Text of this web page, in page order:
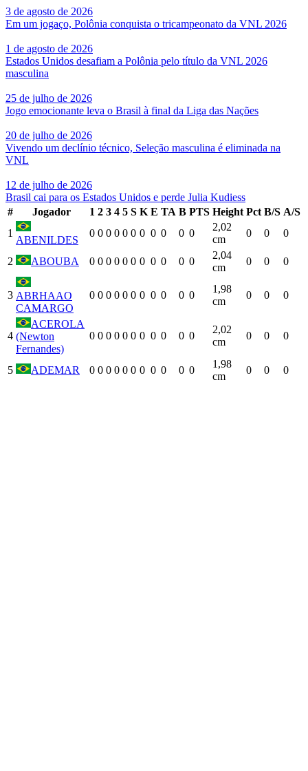
3 de agosto de 2026
Em um jogaço, Polônia conquista o tricampeonato da VNL 2026
1 de agosto de 2026
Estados Unidos desafiam a Polônia pelo título da VNL 2026
masculina
25 de julho de 2026
Jogo emocionante leva o Brasil à final da Liga das Nações
20 de julho de 2026
Vivendo um declínio técnico, Seleção masculina é eliminada na
VNL
12 de julho de 2026
Brasil cai para os Estados Unidos e perde Julia Kudiess
#
Jogador 1 2 3 4 5 S K E TA B PTS Height Pct B/S A/S
1
ABENILDES
0 0 0 0 0 0 0 0 0 0 0
2,02
cm
0 0 0
2 ABOUBA 0 0 0 0 0 0 0 0 0 0 0
2,04
cm
0 0 0
3 ABRHAAO
CAMARGO
0 0 0 0 0 0 0 0 0 0 0
1,98
cm
0 0 0
4
ACEROLA
(Newton
Fernandes)
0 0 0 0 0 0 0 0 0 0 0
2,02
cm
0 0 0
5 ADEMAR 0 0 0 0 0 0 0 0 0 0 0
1,98
cm
0 0 0